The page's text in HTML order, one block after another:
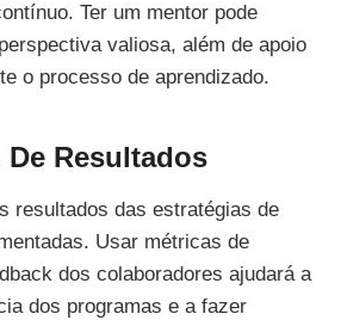
Ter um mentor pode
valiosa, além de apoio
o processo de aprendizado.
De Resultados
resultados das estratégias de
Usar métricas de
dos colaboradores ajudará a
dos programas e a fazer